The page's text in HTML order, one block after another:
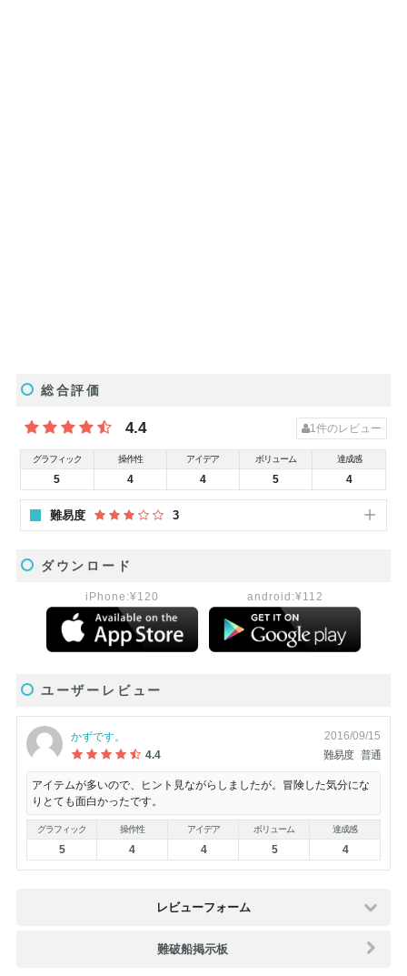
総合評価
4.4 1 件のレビュー
グラフィック
5
操作性
4
アイデア
4
ボリューム
5
達成感
4
難易度 3
ダウンロード
iPhone:¥120 android:¥112
ユーザーレビュー
かずです。 2016/09/15
アイテムが多いので、ヒント見ながらしましたが。冒険した気分にな
りとても面白かったです。
4.4
グラフィック
5
操作性
4
アイデア
4
ボリューム
5
達成感
4
難易度 普通
レビューフォーム
難破船掲示板